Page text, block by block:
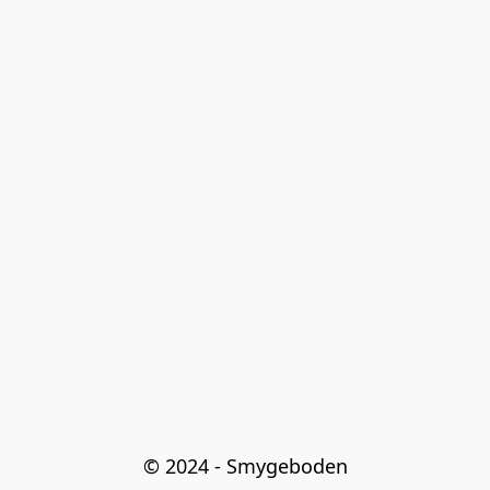
© 2024 - Smygeboden